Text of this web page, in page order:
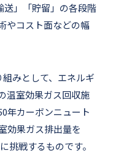
送」「貯留」の各段階
やコスト面などの幅
みとして、エネルギ
温室効果ガス回収施
年カーボンニュート
効果ガス排出量を
挑戦するものです。